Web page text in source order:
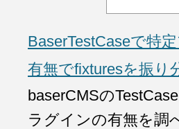
BaserTestCaseで特
有無でfixturesを振り
baserCMSの
ラグインの有無を調